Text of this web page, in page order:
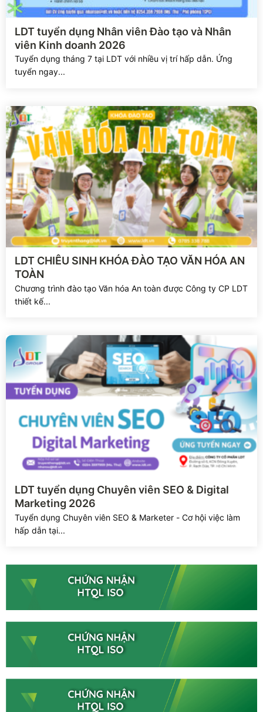
Xem chi tiết
LDT tuyển dụng Nhân viên Đào tạo và Nhân
viên Kinh doanh 2026
Tuyển dụng tháng 7 tại LDT với nhiều vị trí hấp dẫn. Ứng
tuyển ngay...
Xem chi tiết
LDT CHIÊU SINH KHÓA ĐÀO TẠO VĂN HÓA AN
TOÀN
Chương trình đào tạo Văn hóa An toàn được Công ty CP LDT
thiết kế...
Xem chi tiết
LDT tuyển dụng Chuyên viên SEO & Digital
Marketing 2026
Tuyển dụng Chuyên viên SEO & Marketer - Cơ hội việc làm
hấp dẫn tại...